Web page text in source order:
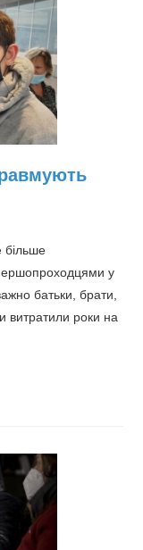
більше
у
батьки, брати,
витратили роки на